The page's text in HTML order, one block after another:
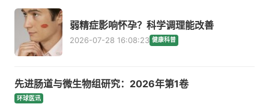
弱精症影响怀孕？科学调理能改善
2026-07-28 16:08:23 健康科普
先进肠道与微生物组研究：2026年第1卷
环球医讯